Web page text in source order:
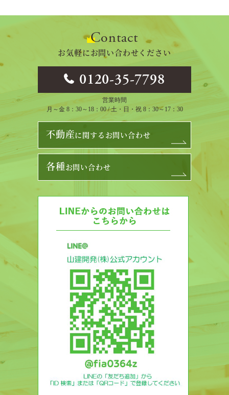
Contact
お気軽にお問い合わせください
0120-35-7798
営業時間
月～金 8：30～18：00 / 土・日・祝 8：30～17：30
不動産に関するお問い合わせ
各種お問い合わせ